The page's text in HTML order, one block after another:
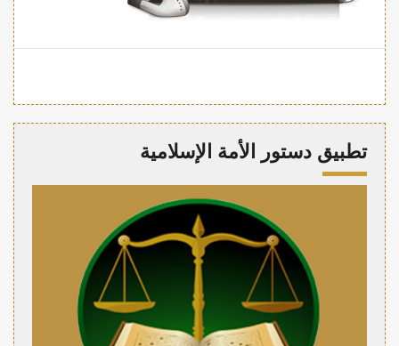
تطبيق دستور الأمة الإسلامية